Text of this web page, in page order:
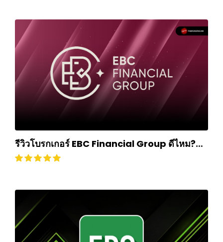
รีวิวโบรกเกอร์ EBC Financial Group ดีไหม?
ถอนเงินยากหรือไม่? อัปเดตปี 2024